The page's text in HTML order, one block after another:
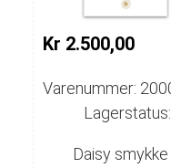
Kr 2.500,00
Varenummer:
Daisy